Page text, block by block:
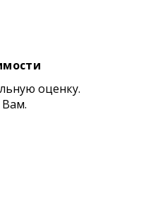
оценку.